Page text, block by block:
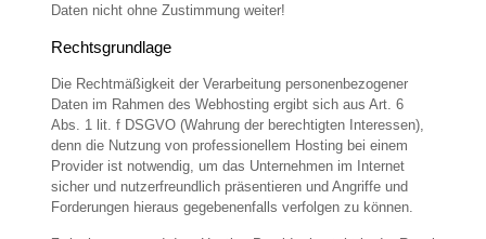
Daten nicht ohne Zustimmung weiter!
Rechtsgrundlage
Die Rechtmäßigkeit der Verarbeitung personenbezogener
Daten im Rahmen des Webhosting ergibt sich aus Art. 6
Abs. 1 lit. f DSGVO (Wahrung der berechtigten Interessen),
denn die Nutzung von professionellem Hosting bei einem
Provider ist notwendig, um das Unternehmen im Internet
sicher und nutzerfreundlich präsentieren und Angriffe und
Forderungen hieraus gegebenenfalls verfolgen zu können.